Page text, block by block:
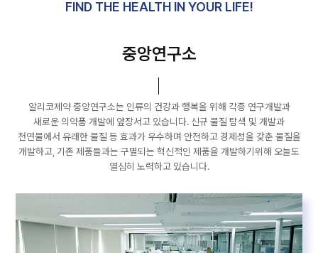
FIND THE HEALTH IN YOUR LIFE!
중앙연구소
알리코제약 중앙연구소는 인류의 건강과 행복을 위해 각종 연구개발과
새로운 의약품 개발에 앞장서고 있습니다. 신규 물질 탐색 및 개발과
천연물에서 유래한 물질 등 효과가 우수하며 안전하고 경제성을 갖춘 물질을
개발하고, 기존 제품들과는 구별되는 혁신적인 제품을 개발하기위해 오늘도
열심히 노력하고 있습니다.